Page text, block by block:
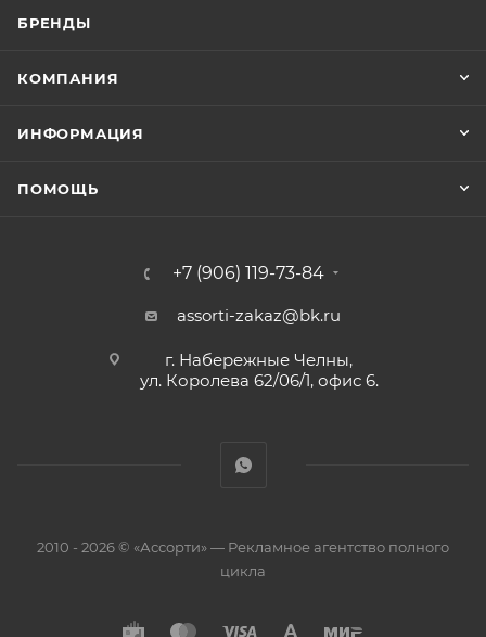
БРЕНДЫ
КОМПАНИЯ
ИНФОРМАЦИЯ
ПОМОЩЬ
+7 (906) 119-73-84
assorti-zakaz@bk.ru
г. Набережные Челны,
ул. Королева 62/06/1, офис 6.
2010 - 2026 © «Ассорти» — Рекламное агентство полного
цикла